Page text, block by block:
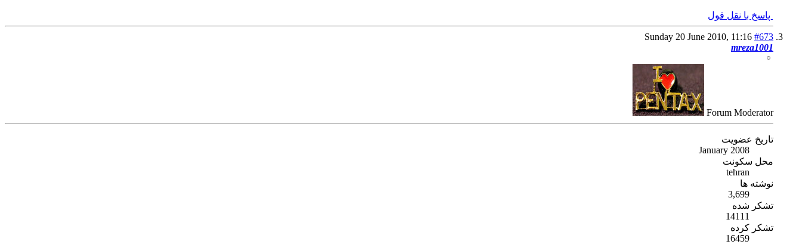
پاسخ با نقل قول
Sunday 20 June 2010, 11:16 #673
mreza1001
Forum Moderator
تاریخ عضویت
January 2008
محل سکونت
tehran
نوشته ها
3,699
تشکر شده
14111
تشکر کرده
16459